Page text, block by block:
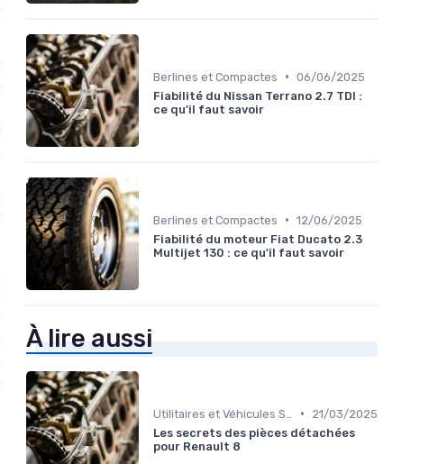
Berlines et Compactes • 06/06/2025
Fiabilité du Nissan Terrano 2.7 TDI :
ce qu'il faut savoir
Berlines et Compactes • 12/06/2025
Fiabilité du moteur Fiat Ducato 2.3
Multijet 130 : ce qu'il faut savoir
À lire aussi
•
21/03/2025
Les secrets des pièces détachées
pour Renault 8